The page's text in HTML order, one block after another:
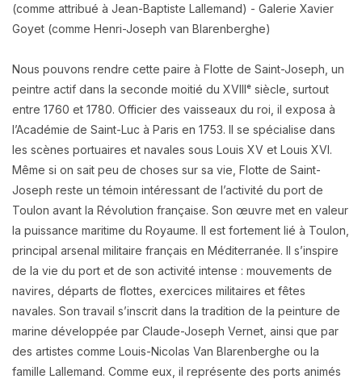
(comme attribué à Jean-Baptiste Lallemand) - Galerie Xavier
Goyet (comme Henri-Joseph van Blarenberghe)
Nous pouvons rendre cette paire à Flotte de Saint-Joseph, un
peintre actif dans la seconde moitié du XVIIIᵉ siècle, surtout
entre 1760 et 1780. Officier des vaisseaux du roi, il exposa à
l’Académie de Saint-Luc à Paris en 1753. Il se spécialise dans
les scènes portuaires et navales sous Louis XV et Louis XVI.
Même si on sait peu de choses sur sa vie, Flotte de Saint-
Joseph reste un témoin intéressant de l’activité du port de
Toulon avant la Révolution française. Son œuvre met en valeur
la puissance maritime du Royaume. Il est fortement lié à Toulon,
principal arsenal militaire français en Méditerranée. Il s’inspire
de la vie du port et de son activité intense : mouvements de
navires, départs de flottes, exercices militaires et fêtes
navales. Son travail s’inscrit dans la tradition de la peinture de
marine développée par Claude-Joseph Vernet, ainsi que par
des artistes comme Louis-Nicolas Van Blarenberghe ou la
famille Lallemand. Comme eux, il représente des ports animés